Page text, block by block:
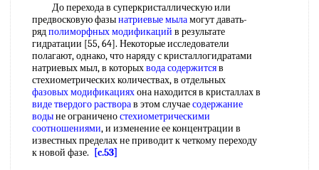
До перехода в суперкристаллическую или
предвосковую фазынатриевые мыламогут давать-
рядполиморфных модификаций в результате
гидратации [55, 64]. Некоторые исследователи
полагают, однако, что наряду с кристаллогидратами
натриевых мыл, в которыхвода содержитсяв
стехиометрических количествах, в отдельных
фазовых модификацияхона находится в кристаллах в
виде твердого растворав этом случаесодержание
водыне ограниченостехиометрическими
соотношениями, и изменение ее концентрации в
известных пределах не приводит к четкому переходу
к новой фазе.
[c.53]